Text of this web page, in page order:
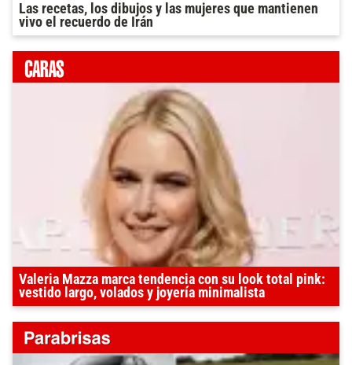
Las recetas, los dibujos y las mujeres que mantienen
vivo el recuerdo de Irán
Valeria Mazza marca tendencia con su look total pink:
vestido largo, volados y joyería minimalista